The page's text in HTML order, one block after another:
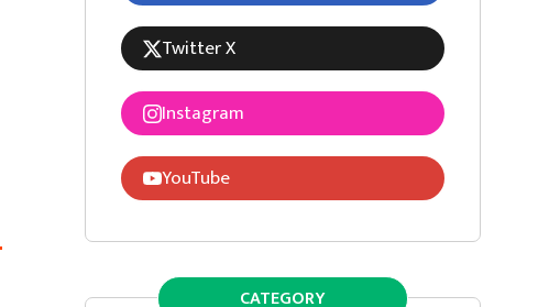
Twitter X
Instagram
YouTube
CATEGORY